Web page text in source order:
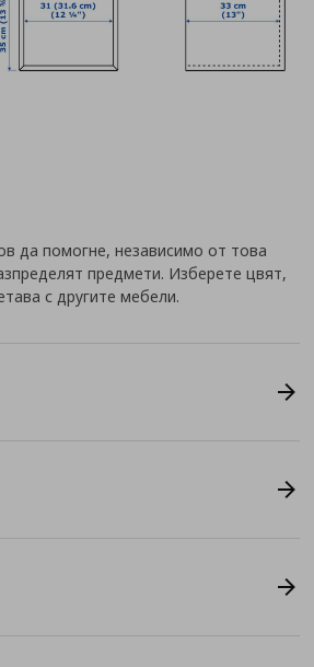
да помогне, независимо от това
предмети. Изберете цвят,
с другите мебели.